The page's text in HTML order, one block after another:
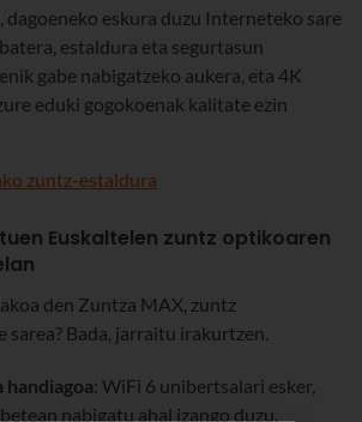
dagoeneko eskura duzu Interneteko sare
estaldura eta segurtasun
gabe nabigatzeko aukera, eta 4K
eduki gogokoenak kalitate ezin
zuntz-estaldura
Euskaltelen zuntz optikoaren
den Zuntza MAX, zuntz
Bada, jarraitu irakurtzen.
: WiFi 6 unibertsalari esker,
nabigatu ahal izango duzu,